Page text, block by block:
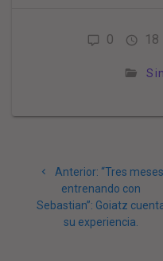
0 18
entradas
Anterior: Post
anterior:
“Tres meses
entrenando con
Sebastian”: Goiatz
su experiencia.